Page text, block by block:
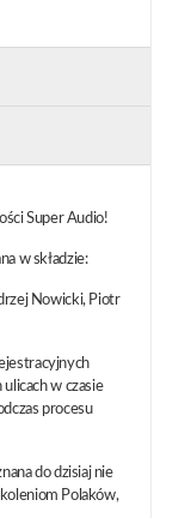
Super Audio!
w składzie:
Nowicki, Piotr
w czasie
procesu
do dzisiaj nie
Polaków,